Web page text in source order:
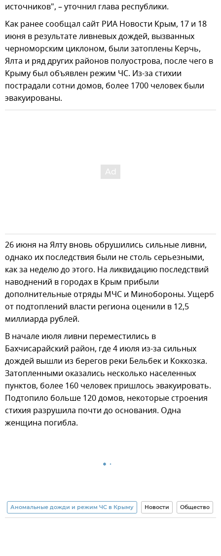
источников", – уточнил глава республики.
Как ранее сообщал сайт РИА Новости Крым, 17 и 18
июня в результате ливневых дождей, вызванных
черноморским циклоном, были затоплены Керчь,
Ялта и ряд других районов полуострова, после чего в
Крыму был объявлен режим ЧС. Из-за стихии
пострадали сотни домов, более 1700 человек были
эвакуированы.
26 июня на Ялту вновь обрушились сильные ливни,
однако их последствия были не столь серьезными,
как за неделю до этого. На ликвидацию последствий
наводнений в городах в Крым прибыли
дополнительные отряды МЧС и Минобороны. Ущерб
от подтоплений власти региона оценили в 12,5
миллиарда рублей.
В начале июля ливни переместились в
Бахчисарайский район, где 4 июля из-за сильных
дождей вышли из берегов реки Бельбек и Коккозка.
Затопленными оказались несколько населенных
пунктов, более 160 человек пришлось эвакуировать.
Подтопило больше 120 домов, некоторые строения
стихия разрушила почти до основания. Одна
женщина погибла.
Аномальные дожди и режим ЧС в Крыму Новости Общество